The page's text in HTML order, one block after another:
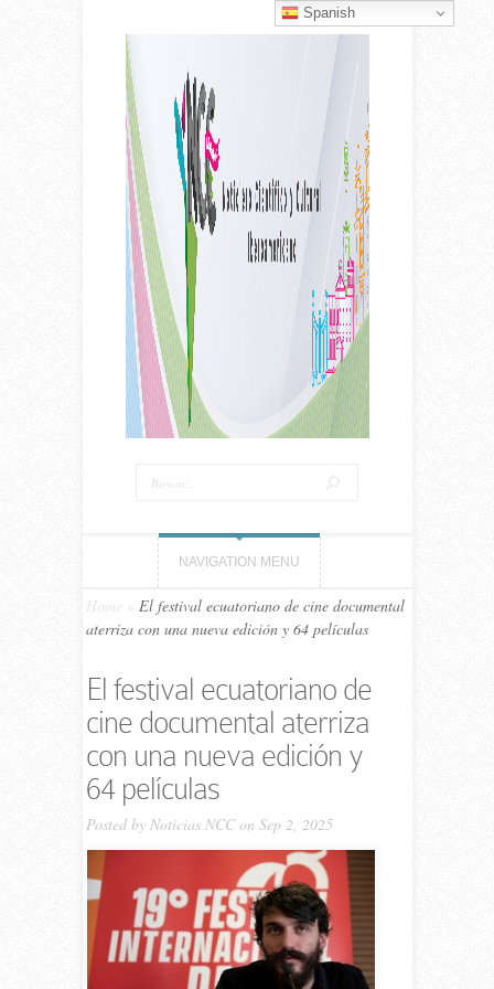
NAVIGATION MENU
Home
El festival ecuatoriano de cine documental
aterriza con una nueva edición y 64 películas
El festival ecuatoriano de
cine documental aterriza
con una nueva edición y
64 películas
Posted by Noticias NCCon Sep 2, 2025
Spanish